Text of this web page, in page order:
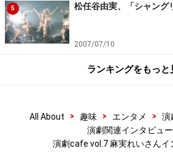
5 松任谷由実、「シャング
2007/07/10
ランキングをもっと
All About > 趣味 > エンタメ > 演
演劇関連インタビュー
演劇cafe vol.7 麻実れいさんイ